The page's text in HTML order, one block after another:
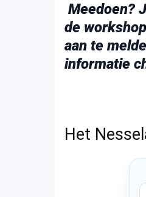
Meedoen?
de
aan te
informatie
Het